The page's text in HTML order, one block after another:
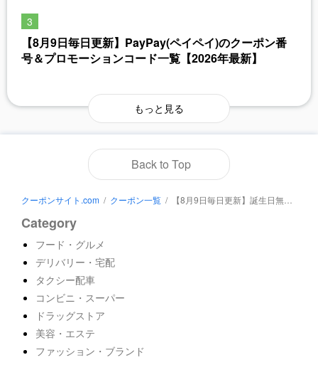
【8月9日毎日更新】PayPay(ペイペイ)のクーポン番
号＆プロモーションコード一覧【2026年最新】
もっと見る
Back to Top
クーポンサイト.com / クーポン一覧 / 【8月9日毎日更新】誕生日無料！サーティワンの今月の割引クーポンコード＆番号一覧【2026年最新】
Category
フード・グルメ
デリバリー・宅配
タクシー配車
コンビニ・スーパー
ドラッグストア
美容・エステ
ファッション・ブランド